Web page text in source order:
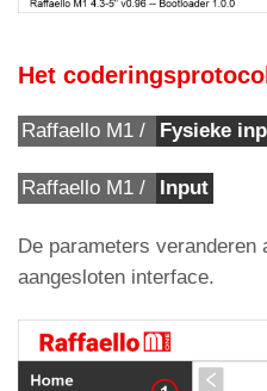
Het
Raffaello M1 / Fysieke
Raffaello M1 / Input
De parameters veranderen
aangesloten interface.